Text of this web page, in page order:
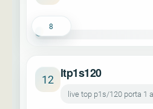
8
12 ltp1s120
live top p1s/120 porta 1